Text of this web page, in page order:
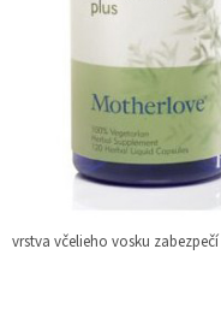
vrstva včelieho vosku